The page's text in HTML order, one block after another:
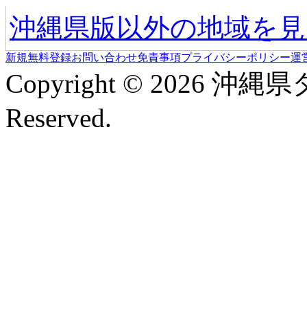
沖縄県版以外の地域を
新規無料登録お問い合わせ免責事項プライバシーポリシー運
Copyright © 2026 沖縄
Reserved.